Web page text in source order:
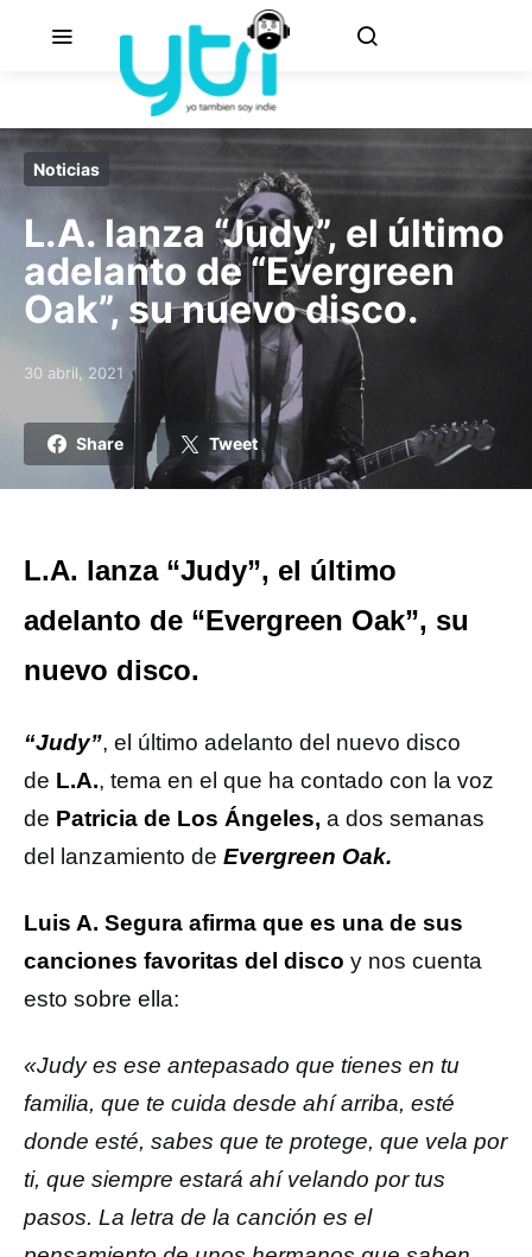
Noticias
L.A. lanza “Judy”, el último
adelanto de “Evergreen
Oak”, su nuevo disco.
Posted on
30 abril, 2021
Share Tweet
L.A. lanza “Judy”, el último
adelanto de “Evergreen Oak”, su
nuevo disco.
“Judy”, el último adelanto del nuevo disco
de L.A., tema en el que ha contado con la voz
de Patricia de Los Ángeles, a dos semanas
del lanzamiento de Evergreen Oak.
Luis A. Segura afirma que es una de sus
canciones favoritas del disco y nos cuenta
esto sobre ella:
«Judy es ese antepasado que tienes en tu
familia, que te cuida desde ahí arriba, esté
donde esté, sabes que te protege, que vela por
ti, que siempre estará ahí velando por tus
pasos. La letra de la canción es el